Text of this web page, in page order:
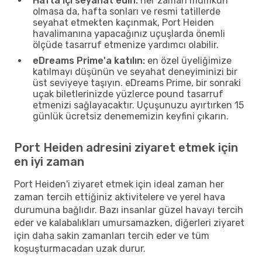
olmasa da, hafta sonları ve resmi tatillerde
seyahat etmekten kaçınmak, Port Heiden
havalimanına yapacağınız uçuşlarda önemli
ölçüde tasarruf etmenize yardımcı olabilir.
eDreams Prime'a katılın: en özel üyeliğimize
katılmayı düşünün ve seyahat deneyiminizi bir
üst seviyeye taşıyın. eDreams Prime, bir sonraki
uçak biletlerinizde yüzlerce pound tasarruf
etmenizi sağlayacaktır. Uçuşunuzu ayırtırken 15
günlük ücretsiz denememizin keyfini çıkarın.
Port Heiden adresini ziyaret etmek için
en iyi zaman
Port Heiden'i ziyaret etmek için ideal zaman her
zaman tercih ettiğiniz aktivitelere ve yerel hava
durumuna bağlıdır. Bazı insanlar güzel havayı tercih
eder ve kalabalıkları umursamazken, diğerleri ziyaret
için daha sakin zamanları tercih eder ve tüm
koşuşturmacadan uzak durur.